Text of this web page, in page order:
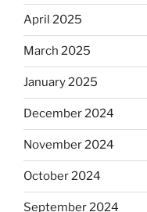
April 2025
March 2025
January 2025
December 2024
November 2024
October 2024
September 2024